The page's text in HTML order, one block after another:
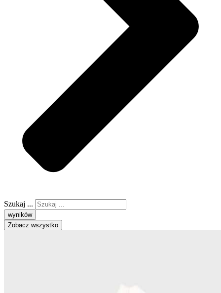
Szukaj ...
wyników
Zobacz wszystko